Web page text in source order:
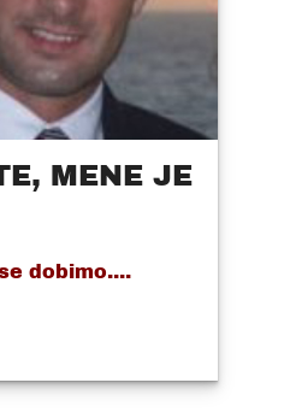
MENE JE
dobimo....